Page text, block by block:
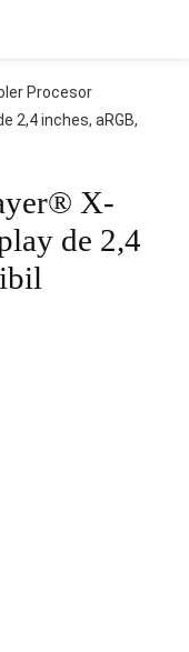
Procesor
2,4 inches, aRGB,
X-
de 2,4